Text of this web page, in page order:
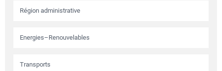
Région administrative
Energies–Renouvelables
Transports